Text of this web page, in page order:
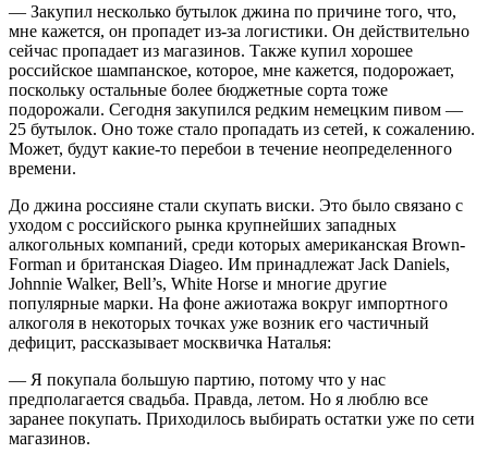
— Закупил несколько бутылок джина по причине того, что,
мне кажется, он пропадет из-за логистики. Он действительно
сейчас пропадает из магазинов. Также купил хорошее
российское шампанское, которое, мне кажется, подорожает,
поскольку остальные более бюджетные сорта тоже
подорожали. Сегодня закупился редким немецким пивом —
25 бутылок. Оно тоже стало пропадать из сетей, к сожалению.
Может, будут какие-то перебои в течение неопределенного
времени.
До джина россияне стали скупать виски. Это было связано с
уходом с российского рынка крупнейших западных
алкогольных компаний, среди которых американская Brown-
Forman и британская Diageo. Им принадлежат Jack Daniels,
Johnnie Walker, Bell’s, White Horse и многие другие
популярные марки. На фоне ажиотажа вокруг импортного
алкоголя в некоторых точках уже возник его частичный
дефицит, рассказывает москвичка Наталья:
— Я покупала большую партию, потому что у нас
предполагается свадьба. Правда, летом. Но я люблю все
заранее покупать. Приходилось выбирать остатки уже по сети
магазинов.